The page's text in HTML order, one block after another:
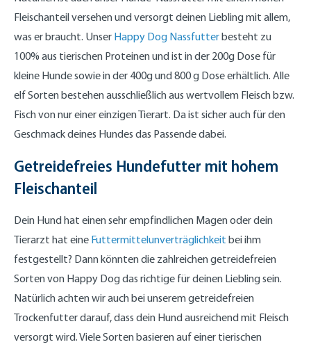
Fleischanteil versehen und versorgt deinen Liebling mit allem,
was er braucht. Unser Happy Dog Nassfutterbesteht zu
100% aus tierischen Proteinen und ist in der 200g Dose für
kleine Hunde sowie in der 400g und 800 g Dose erhältlich. Alle
elf Sorten bestehen ausschließlich aus wertvollem Fleisch bzw.
Fisch von nur einer einzigen Tierart. Da ist sicher auch für den
Geschmack deines Hundes das Passende dabei.
Getreidefreies Hundefutter mit hohem
Fleischanteil
Dein Hund hat einen sehr empfindlichen Magen oder dein
Tierarzt hat eine Futtermittelunverträglichkeit bei ihm
festgestellt? Dann könnten die zahlreichen getreidefreien
Sorten von Happy Dog das richtige für deinen Liebling sein.
Natürlich achten wir auch bei unserem getreidefreien
Trockenfutter darauf, dass dein Hund ausreichend mit Fleisch
versorgt wird. Viele Sorten basieren auf einer tierischen